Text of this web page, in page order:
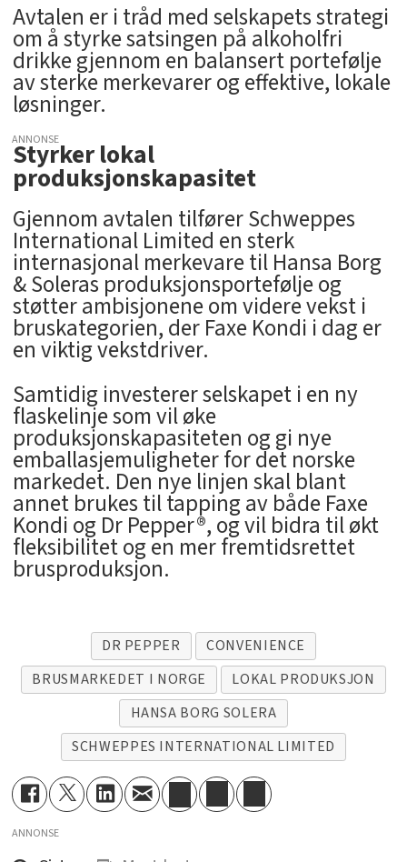
Avtalen er i tråd med selskapets strategi
om å styrke satsingen på alkoholfri
drikke gjennom en balansert portefølje
av sterke merkevarer og effektive, lokale
løsninger.
ANNONSE
Styrker lokal
produksjonskapasitet
Gjennom avtalen tilfører Schweppes
International Limited en sterk
internasjonal merkevare til Hansa Borg
& Soleras produksjonsportefølje og
støtter ambisjonene om videre vekst i
bruskategorien, der Faxe Kondi i dag er
en viktig vekstdriver.
Samtidig investerer selskapet i en ny
flaskelinje som vil øke
produksjonskapasiteten og gi nye
emballasjemuligheter for det norske
markedet. Den nye linjen skal blant
annet brukes til tapping av både Faxe
Kondi og Dr Pepper®, og vil bidra til økt
fleksibilitet og en mer fremtidsrettet
brusproduksjon.
DR PEPPER
CONVENIENCE
BRUSMARKEDET I NORGE
LOKAL PRODUKSJON
HANSA BORG SOLERA
SCHWEPPES INTERNATIONAL LIMITED
ANNONSE